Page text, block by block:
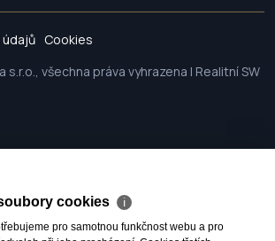
údajů Cookies
s.r.o., všechna práva vyhrazena | Realitní SW
cookies ℹ
pro samotnou funkčnost webu a pro